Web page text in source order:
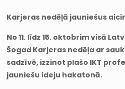
Karjeras nedēļā jauniešus
No 11. līdz 15. oktobrim visā
Šogad Karjeras nedēļa ar
sadzīvē, izzinot plašo IKT
jauniešu ideju hakatonā.